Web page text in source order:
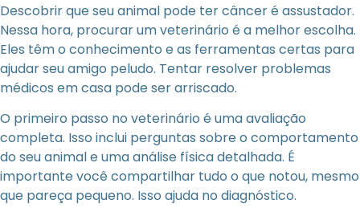
Descobrir que seu animal pode ter câncer é assustador.
Nessa hora, procurar um veterinário é a melhor escolha.
Eles têm o conhecimento e as ferramentas certas para
ajudar seu amigo peludo. Tentar resolver problemas
médicos em casa pode ser arriscado.
O primeiro passo no veterinário é uma avaliação
completa. Isso inclui perguntas sobre o comportamento
do seu animal e uma análise física detalhada. É
importante você compartilhar tudo o que notou, mesmo
que pareça pequeno. Isso ajuda no diagnóstico.